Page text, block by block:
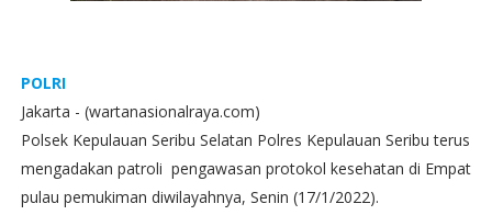
POLRI
Jakarta - (wartanasionalraya.com)
Polsek Kepulauan Seribu Selatan Polres Kepulauan Seribu terus
mengadakan patroli pengawasan protokol kesehatan di Empat
pulau pemukiman diwilayahnya, Senin (17/1/2022).